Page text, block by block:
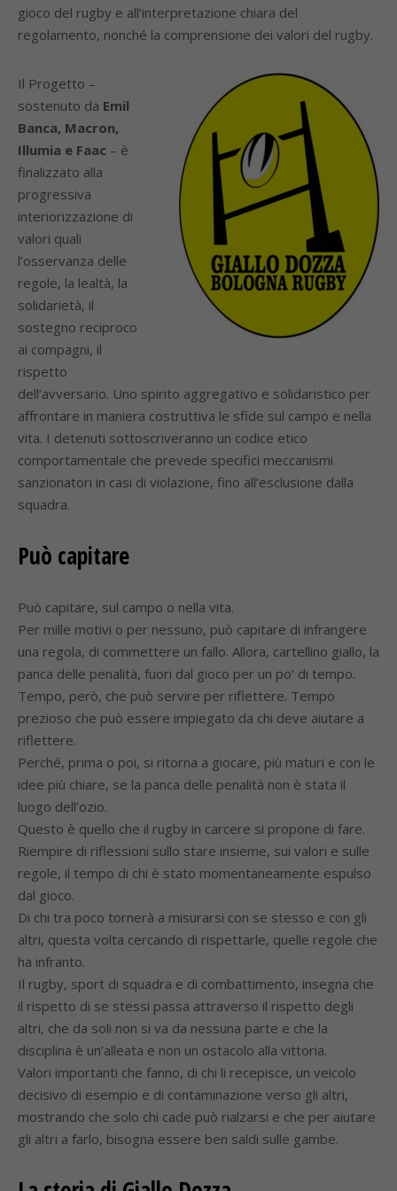
gioco del rugby e all’interpretazione chiara del
regolamento, nonché la comprensione dei valori del rugby.
Il Progetto –
sostenuto da Emil
Banca, Macron,
Illumia e Faac – è
finalizzato alla
progressiva
interiorizzazione di
valori quali
l’osservanza delle
regole, la lealtà, la
solidarietà, il
sostegno reciproco
ai compagni, il
rispetto
dell’avversario. Uno spirito aggregativo e solidaristico per
affrontare in maniera costruttiva le sfide sul campo e nella
vita. I detenuti sottoscriveranno un codice etico
comportamentale che prevede specifici meccanismi
sanzionatori in casi di violazione, fino all’esclusione dalla
squadra.
Può capitare
Può capitare, sul campo o nella vita.
Per mille motivi o per nessuno, può capitare di infrangere
una regola, di commettere un fallo. Allora, cartellino giallo, la
panca delle penalità, fuori dal gioco per un po’ di tempo.
Tempo, però, che può servire per riflettere. Tempo
prezioso che può essere impiegato da chi deve aiutare a
riflettere.
Perché, prima o poi, si ritorna a giocare, più maturi e con le
idee più chiare, se la panca delle penalità non è stata il
luogo dell’ozio.
Questo è quello che il rugby in carcere si propone di fare.
Riempire di riflessioni sullo stare insieme, sui valori e sulle
regole, il tempo di chi è stato momentaneamente espulso
dal gioco.
Di chi tra poco tornerà a misurarsi con se stesso e con gli
altri, questa volta cercando di rispettarle, quelle regole che
ha infranto.
Il rugby, sport di squadra e di combattimento, insegna che
il rispetto di se stessi passa attraverso il rispetto degli
altri, che da soli non si va da nessuna parte e che la
disciplina è un’alleata e non un ostacolo alla vittoria.
Valori importanti che fanno, di chi li recepisce, un veicolo
decisivo di esempio e di contaminazione verso gli altri,
mostrando che solo chi cade può rialzarsi e che per aiutare
gli altri a farlo, bisogna essere ben saldi sulle gambe.